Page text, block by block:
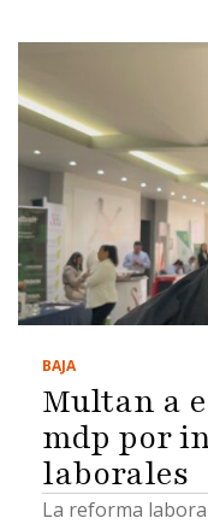
BAJA
Multan a
mdp por
laborales
La reforma